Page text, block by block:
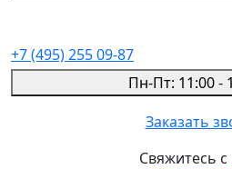
+7 (495) 255 09-87
Пн-Пт: 11:00 -
Заказать
Свяжитесь